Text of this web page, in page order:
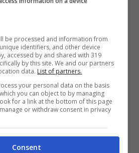
vuole infatti
ogni legame
e costruire una “nuova
competitiva e moderna. Un
Palladino
be processed and information from
identifiers, and other device
accessed by and shared with 319
by this site. We and our partners
data. List of partners.
your personal data on the basis
you can object to by managing
for a link at the bottom of this page
or withdraw consent in privacy
Consent